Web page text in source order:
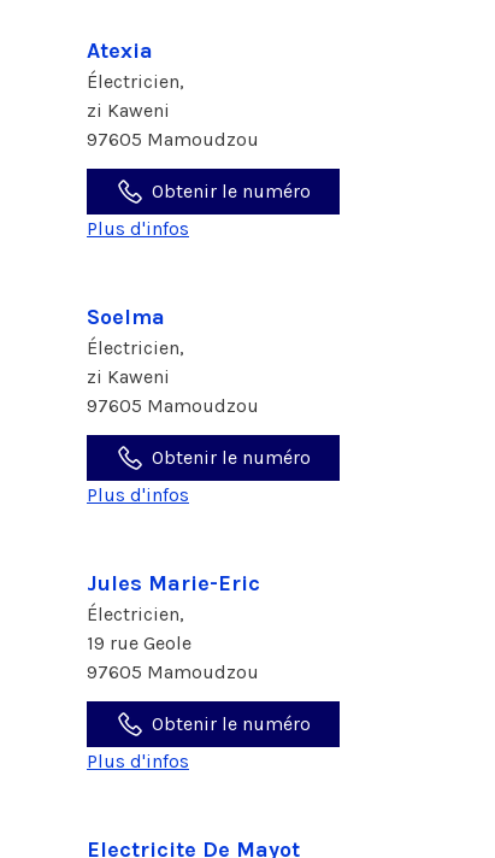
Atexia
Électricien,
zi Kaweni
97605 Mamoudzou
Obtenir le numéro
Plus d'infos
Soelma
Électricien,
zi Kaweni
97605 Mamoudzou
Obtenir le numéro
Plus d'infos
Jules Marie-Eric
Électricien,
19 rue Geole
97605 Mamoudzou
Obtenir le numéro
Plus d'infos
Electricite De Mayot